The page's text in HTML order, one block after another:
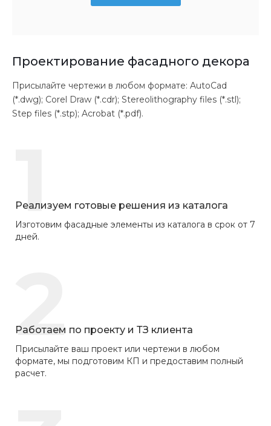
Проектирование фасадного декора
Присылайте чертежи в любом формате: AutoCad
(*.dwg); Corel Draw (*.cdr); Stereolithography files (*.stl);
Step files (*.stp); Acrobat (*.pdf).
1
Реализуем готовые решения из каталога
Изготовим фасадные элементы из каталога в срок от 7
дней.
2
Работаем по проекту и ТЗ клиента
Присылайте ваш проект или чертежи в любом
формате, мы подготовим КП и предоставим полный
расчет.